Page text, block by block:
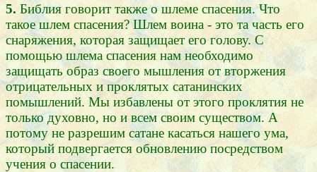
5. Библия говорит также о шлеме спасения. Что
такое шлем спасения? Шлем воина - это та часть его
снаряжения, которая защищает его голову. С
помощью шлема спасения нам необходимо
защищать образ своего мышления от вторжения
отрицательных и проклятых сатанинских
помышлений. Мы избавлены от этого проклятия не
только духовно, но и всем своим существом. А
потому не разрешим сатане касаться нашего ума,
который подвергается обновлению посредством
учения о спасении.